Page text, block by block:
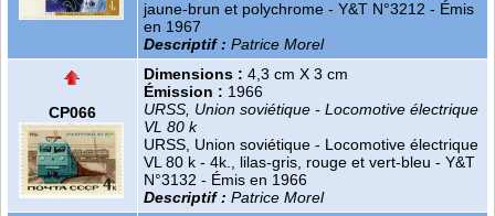
jaune-brun et polychrome - Y&T N°3212 - Émis
en 1967
Descriptif : Patrice Morel
CP066
Dimensions : 4,3 cm X 3 cm
Émission : 1966
URSS, Union soviétique - Locomotive électrique
VL 80 k
URSS, Union soviétique - Locomotive électrique
VL 80 k - 4k., lilas-gris, rouge et vert-bleu - Y&T
N°3132 - Émis en 1966
Descriptif : Patrice Morel